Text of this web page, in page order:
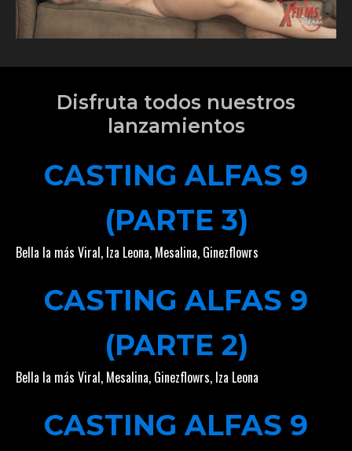
Disfruta todos nuestros
lanzamientos
CASTING ALFAS 9
(PARTE 3)
Bella la más Viral, Iza Leona, Mesalina, Ginezflowrs
CASTING ALFAS 9
(PARTE 2)
Bella la más Viral, Mesalina, Ginezflowrs, Iza Leona
CASTING ALFAS 9